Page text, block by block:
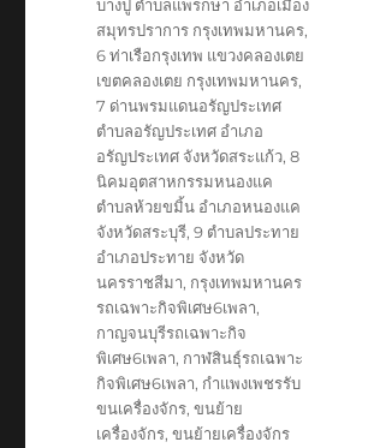
บางปู ตำบลแพรกษา อำเภอเมือง
สมุทรปราการ กรุงเทพมหานคร,
6 ท่าเรือกรุงเทพ แขวงคลองเตย
เขตคลองเตย กรุงเทพมหานคร,
7 ด่านพรมแดนอรัญประเทศ
ตำบลอรัญประเทศ อำเภอ
อรัญประเทศ จังหวัดสระแก้ว,8
นิคมอุตสาหกรรมหนองแค
ตำบลห้วยขมิ้น อำเภอหนองแค
จังหวัดสระบุรี,9 ตำบลประทาย
อำเภอประทาย จังหวัด
นครราชสีมา, กรุงเทพมหานคร
รถเฉพาะกิจพิเศษ6เพลา,
กาญจนบุรีรถเฉพาะกิจ
พิเศษ6เพลา, กาฬสินธุ์รถเฉพาะ
กิจพิเศษ6เพลา, กำแพงเพชรรับ
ขนเครื่องจักร,ขนย้าย
เครื่องจักร,ขนย้ายเครื่องจักร